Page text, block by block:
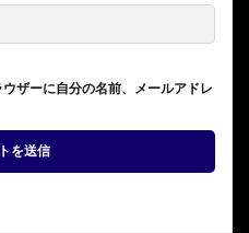
ザーに自分の名前、メールアドレ